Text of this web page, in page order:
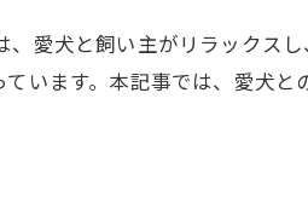
愛犬と飼い主がリラックス
います。本記事では、愛犬と